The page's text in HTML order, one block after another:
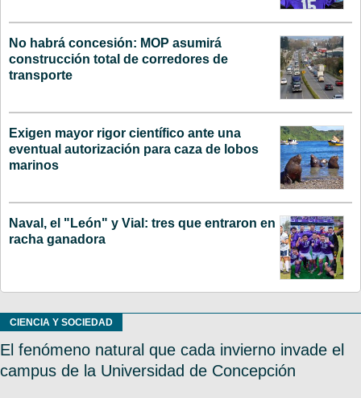
No habrá concesión: MOP asumirá
construcción total de corredores de
transporte
Exigen mayor rigor científico ante una
eventual autorización para caza de lobos
marinos
Naval, el "León" y Vial: tres que entraron en
racha ganadora
CIENCIA Y SOCIEDAD
El fenómeno natural que cada invierno invade el
campus de la Universidad de Concepción